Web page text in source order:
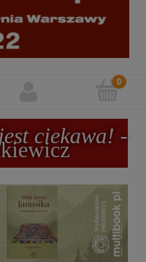
ciekawa! -